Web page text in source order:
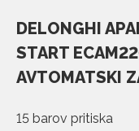
DELONGHI
START
AVTOMATSKI
15 barov pritiska